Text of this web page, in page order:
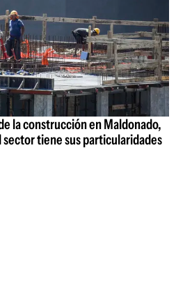
la construcción en Maldonado,
tiene sus particularidades